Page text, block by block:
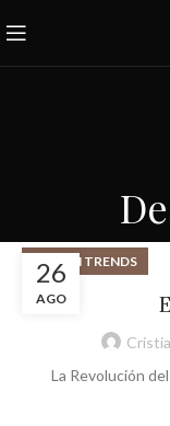
26
AGO
DESIGN TRENDS
La Revolución